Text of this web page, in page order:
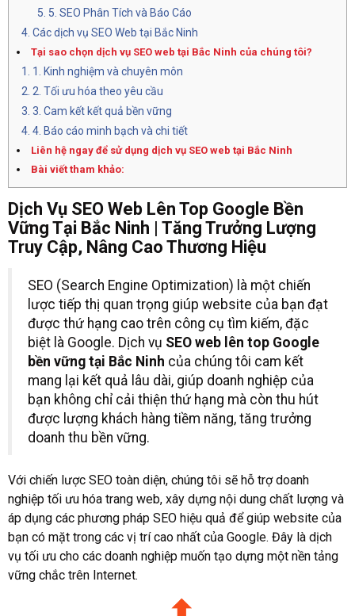
5. SEO Phân Tích và Báo Cáo
Các dịch vụ SEO Web tại Bắc Ninh
Tại sao chọn dịch vụ SEO web tại Bắc Ninh của chúng tôi?
1.
Kinh nghiệm và chuyên môn
2. Tối ưu hóa theo yêu cầu
3. Cam kết kết quả bền vững
4. Báo cáo minh bạch và chi tiết
Liên hệ ngay để sử dụng dịch vụ SEO web tại Bắc Ninh
Bài viết tham khảo:
Dịch Vụ SEO Web Lên Top Google Bền
Vững Tại Bắc Ninh | Tăng Trưởng Lượng
Truy Cập, Nâng Cao Thương Hiệu
SEO (Search Engine Optimization) là một chiến
lược tiếp thị quan trọng giúp website của bạn đạt
được thứ hạng cao trên công cụ tìm kiếm, đặc
biệt là Google. Dịch vụ SEO web lên top Google
bền vững tại Bắc Ninh của chúng tôi cam kết
mang lại kết quả lâu dài, giúp doanh nghiệp của
bạn không chỉ cải thiện thứ hạng mà còn thu hút
được lượng khách hàng tiềm năng, tăng trưởng
doanh thu bền vững.
Với chiến lược SEO toàn diện, chúng tôi sẽ hỗ trợ doanh
nghiệp tối ưu hóa trang web, xây dựng nội dung chất lượng và
áp dụng các phương pháp SEO hiệu quả để giúp website của
bạn có mặt trong các vị trí cao nhất của Google. Đây là dịch
vụ tối ưu cho các doanh nghiệp muốn tạo dựng một nền tảng
vững chắc trên Internet.